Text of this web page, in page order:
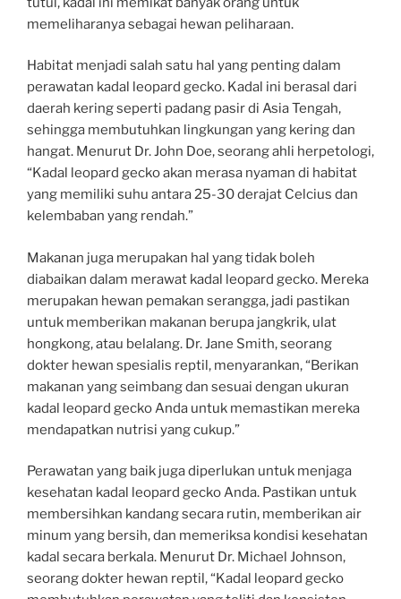
memeliharanya sebagai hewan peliharaan.
Habitat menjadi salah satu hal yang penting dalam
perawatan kadal leopard gecko. Kadal ini berasal dari
daerah kering seperti padang pasir di Asia Tengah,
sehingga membutuhkan lingkungan yang kering dan
hangat. Menurut Dr. John Doe, seorang ahli herpetologi,
“Kadal leopard gecko akan merasa nyaman di habitat
yang memiliki suhu antara 25-30 derajat Celcius dan
kelembaban yang rendah.”
Makanan juga merupakan hal yang tidak boleh
diabaikan dalam merawat kadal leopard gecko. Mereka
merupakan hewan pemakan serangga, jadi pastikan
untuk memberikan makanan berupa jangkrik, ulat
hongkong, atau belalang. Dr. Jane Smith, seorang
dokter hewan spesialis reptil, menyarankan, “Berikan
makanan yang seimbang dan sesuai dengan ukuran
kadal leopard gecko Anda untuk memastikan mereka
mendapatkan nutrisi yang cukup.”
Perawatan yang baik juga diperlukan untuk menjaga
kesehatan kadal leopard gecko Anda. Pastikan untuk
membersihkan kandang secara rutin, memberikan air
minum yang bersih, dan memeriksa kondisi kesehatan
kadal secara berkala. Menurut Dr. Michael Johnson,
seorang dokter hewan reptil, “Kadal leopard gecko